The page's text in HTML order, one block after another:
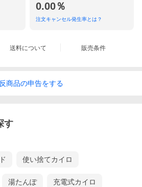
0.00％
注文キャンセル発生率とは？
送料について 販売条件
商品の申告をする
す
使い捨てカイロ
湯たんぽ 充電式カイロ